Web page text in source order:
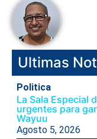
Ultimas
Politica
La Sala Especial
urgentes para
Wayuu
Agosto 5, 2026